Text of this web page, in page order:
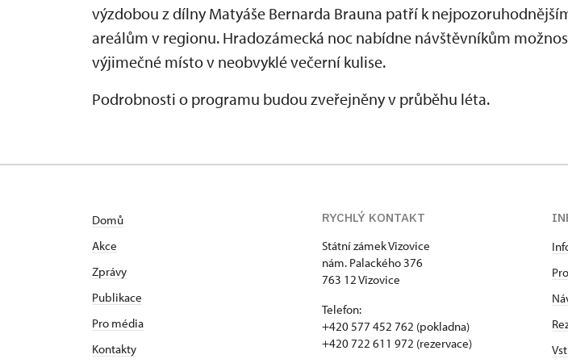
výzdobou z dílny Matyáše Bernarda Brauna patří k
areálům v regionu. Hradozámecká noc nabídne návštěvníkům
výjimečné místo v neobvyklé večerní kulise.
Podrobnosti o programu budou zveřejněny v průběhu léta.
Domů
Akce
Zprávy
Publikace
Pro média
Kontakty
RYCHLÝ KONTAKT
Státní zámek Vizovice
nám. Palackého 376
763 12 Vizovice
Telefon:
+420 577 452 762 (pokladna)
+420 722 611 972 (rezervace)